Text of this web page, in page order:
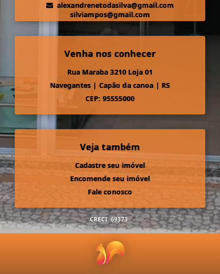
alexandrenetodasilva@gmail.com
silviampos@gmail.com
Venha nos conhecer
Rua Maraba 3210 Loja 01
Navegantes | Capão da canoa | RS
CEP: 95555000
Veja também
Cadastre seu imóvel
Encomende seu imóvel
Fale conosco
CRECI 69373